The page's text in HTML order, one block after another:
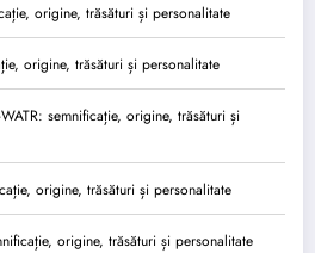
origine, trăsături și personalitate
origine, trăsături și personalitate
semnificație, origine, trăsături și
origine, trăsături și personalitate
origine, trăsături și personalitate